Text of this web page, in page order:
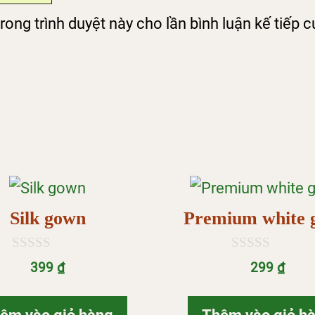
trình duyệt này cho lần bình luận kế tiếp
Silk gown
o
399₫
Premium white
o
299 ₫